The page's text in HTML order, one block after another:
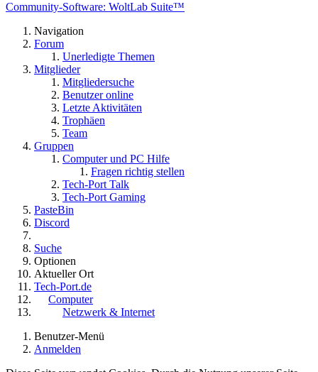
Community-Software: WoltLab Suite™
Navigation
Forum
Unerledigte Themen
Mitglieder
Mitgliedersuche
Benutzer online
Letzte Aktivitäten
Trophäen
Team
Gruppen
Computer und PC Hilfe
Fragen richtig stellen
Tech-Port Talk
Tech-Port Gaming
PasteBin
Discord
Suche
Optionen
Aktueller Ort
Tech-Port.de
Computer
Netzwerk & Internet
Benutzer-Menü
Anmelden